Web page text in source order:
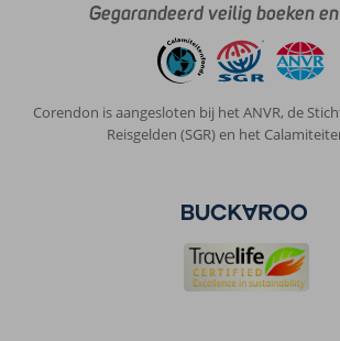
Gegarandeerd veilig boeken
Corendon is aangesloten bij het ANVR, de
Reisgelden (SGR) en het